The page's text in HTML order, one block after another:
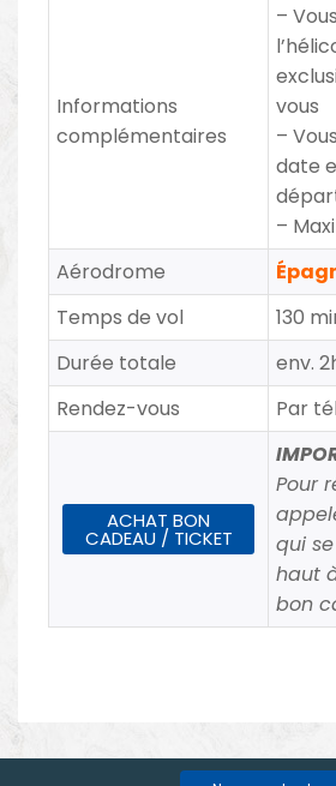
Informations
complémentaires
–
vous
–
date
–
Aérodrome
Temps de vol
130
Durée totale
env.
Rendez-vous
Par
ACHAT BON
CADEAU / TICKET
Pour
qui
haut
bon